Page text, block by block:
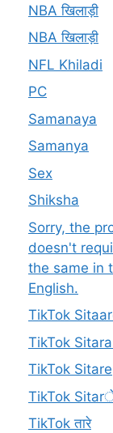
NBA खिलाड़ी
NBA खिलाड़ी
NFL Khiladi
PC
Samanaya
Samanya
Sex
Shiksha
Sorry, the
doesn't
the same in
English.
TikTok
TikTok
TikTok Sitare
TikTok
TikTok तारे